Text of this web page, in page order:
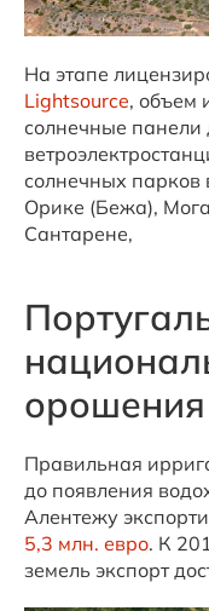
На этапе
Lightsource, объем
солнечные панели
солнечных парков
Орике (Бежа),
Сантарене,
Правильная
до появления
Алентежу
5,3 млн. евро. К
земель экспорт